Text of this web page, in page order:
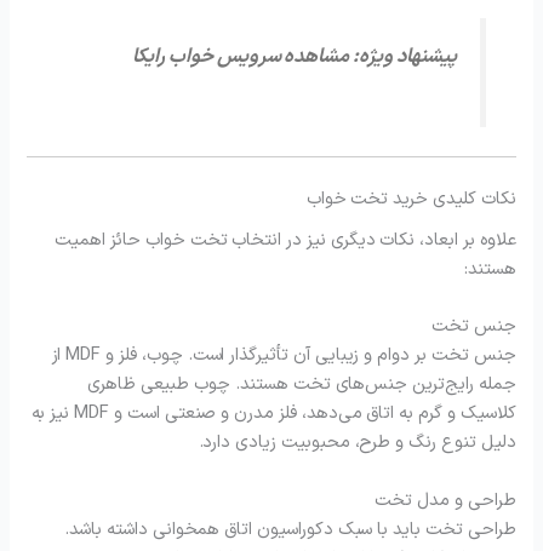
پیشنهاد ویژه: مشاهده سرویس خواب رایکا
نکات کلیدی خرید تخت خواب
علاوه بر ابعاد، نکات دیگری نیز در انتخاب تخت خواب حائز اهمیت
هستند:
جنس تخت
جنس تخت بر دوام و زیبایی آن تأثیرگذار است. چوب، فلز و MDF از
جمله رایج‌ترین جنس‌های تخت هستند. چوب طبیعی ظاهری
کلاسیک و گرم به اتاق می‌دهد، فلز مدرن و صنعتی است و MDF نیز به
دلیل تنوع رنگ و طرح، محبوبیت زیادی دارد.
طراحی و مدل تخت
طراحی تخت باید با سبک دکوراسیون اتاق همخوانی داشته باشد.